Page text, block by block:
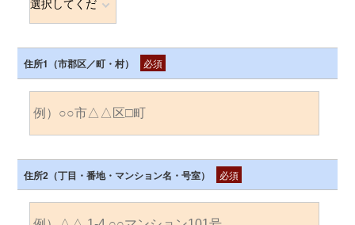
住所1（市郡区／町・村） 必須
住所2（丁目・番地・マンション名・号室） 必須